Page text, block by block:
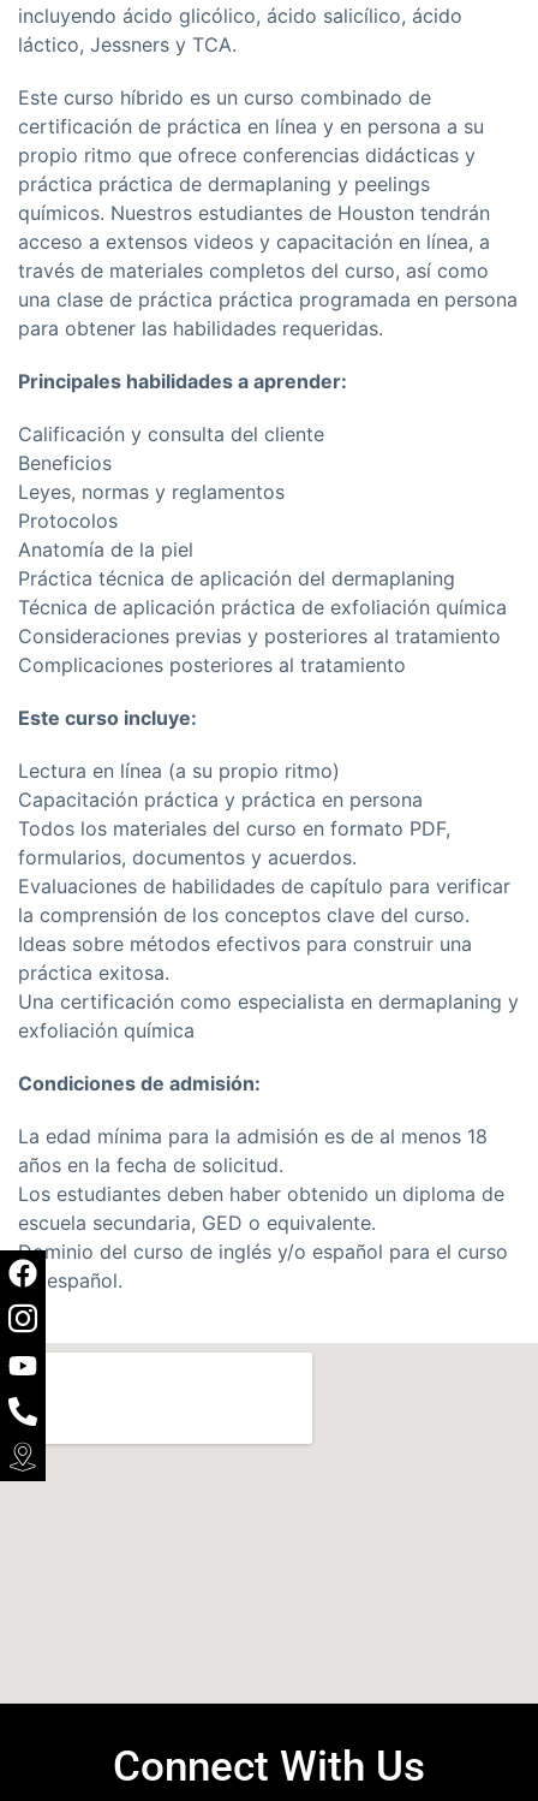
incluyendo ácido glicólico, ácido salicílico, ácido
láctico, Jessners y TCA.
Este curso híbrido es un curso combinado de
certificación de práctica en línea y en persona a su
propio ritmo que ofrece conferencias didácticas y
práctica práctica de dermaplaning y peelings
químicos. Nuestros estudiantes de Houston tendrán
acceso a extensos videos y capacitación en línea, a
través de materiales completos del curso, así como
una clase de práctica práctica programada en persona
para obtener las habilidades requeridas.
Principales habilidades a aprender:
Calificación y consulta del cliente
Beneficios
Leyes, normas y reglamentos
Protocolos
Anatomía de la piel
Práctica técnica de aplicación del dermaplaning
Técnica de aplicación práctica de exfoliación química
Consideraciones previas y posteriores al tratamiento
Complicaciones posteriores al tratamiento
Este curso incluye:
Lectura en línea (a su propio ritmo)
Capacitación práctica y práctica en persona
Todos los materiales del curso en formato PDF,
formularios, documentos y acuerdos.
Evaluaciones de habilidades de capítulo para verificar
la comprensión de los conceptos clave del curso.
Ideas sobre métodos efectivos para construir una
práctica exitosa.
Una certificación como especialista en dermaplaning y
exfoliación química
Condiciones de admisión:
La edad mínima para la admisión es de al menos 18
años en la fecha de solicitud.
Los estudiantes deben haber obtenido un diploma de
escuela secundaria, GED o equivalente.
Dominio del curso de inglés y/o español para el curso
de español.
Connect With Us